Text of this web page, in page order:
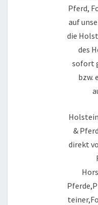
Pferd,
auf
die
des
sofort
bzw.
&
direkt